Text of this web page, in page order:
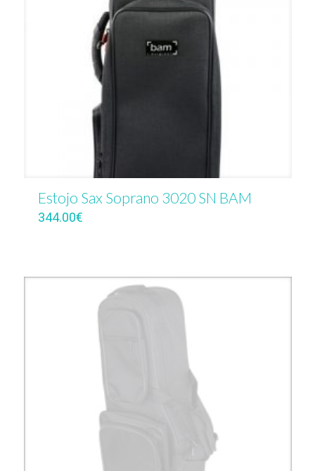
Estojo Sax Soprano 3020 SN BAM
344.00€